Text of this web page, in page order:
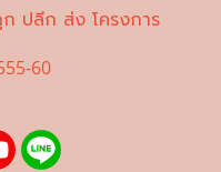
ก ปลีก ส่ง โครงการ
60